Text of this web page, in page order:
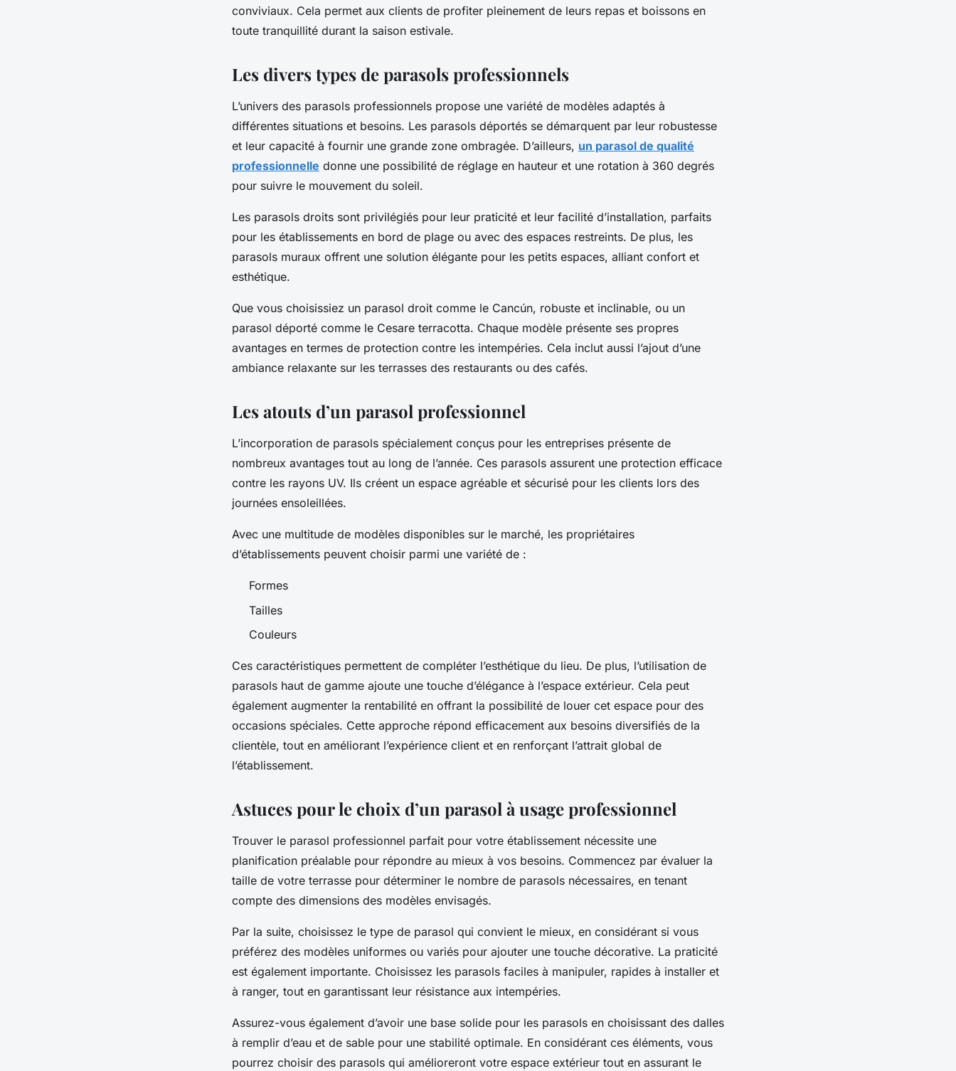
conviviaux. Cela permet aux clients de profiter pleinement de leurs repas et boissons en
toute tranquillité durant la saison estivale.
Les divers types de parasols professionnels
L’univers des parasols professionnels propose une variété de modèles adaptés à
différentes situations et besoins. Les parasols déportés se démarquent par leur robustesse
et leur capacité à fournir une grande zone ombragée. D’ailleurs, un parasol de qualité
professionnelle donne une possibilité de réglage en hauteur et une rotation à 360 degrés
pour suivre le mouvement du soleil.
Les parasols droits sont privilégiés pour leur praticité et leur facilité d’installation, parfaits
pour les établissements en bord de plage ou avec des espaces restreints. De plus, les
parasols muraux offrent une solution élégante pour les petits espaces, alliant confort et
esthétique.
Que vous choisissiez un parasol droit comme le Cancún, robuste et inclinable, ou un
parasol déporté comme le Cesare terracotta. Chaque modèle présente ses propres
avantages en termes de protection contre les intempéries. Cela inclut aussi l’ajout d’une
ambiance relaxante sur les terrasses des restaurants ou des cafés.
Les atouts d’un parasol professionnel
L’incorporation de parasols spécialement conçus pour les entreprises présente de
nombreux avantages tout au long de l’année. Ces parasols assurent une protection efficace
contre les rayons UV. Ils créent un espace agréable et sécurisé pour les clients lors des
journées ensoleillées.
Avec une multitude de modèles disponibles sur le marché, les propriétaires
d’établissements peuvent choisir parmi une variété de :
Formes
Tailles
Couleurs
Ces caractéristiques permettent de compléter l’esthétique du lieu. De plus, l’utilisation de
parasols haut de gamme ajoute une touche d’élégance à l’espace extérieur. Cela peut
également augmenter la rentabilité en offrant la possibilité de louer cet espace pour des
occasions spéciales. Cette approche répond efficacement aux besoins diversifiés de la
clientèle, tout en améliorant l’expérience client et en renforçant l’attrait global de
l’établissement.
Astuces pour le choix d’un parasol à usage professionnel
Trouver le parasol professionnel parfait pour votre établissement nécessite une
planification préalable pour répondre au mieux à vos besoins. Commencez par évaluer la
taille de votre terrasse pour déterminer le nombre de parasols nécessaires, en tenant
compte des dimensions des modèles envisagés.
Par la suite, choisissez le type de parasol qui convient le mieux, en considérant si vous
préférez des modèles uniformes ou variés pour ajouter une touche décorative. La praticité
est également importante. Choisissez les parasols faciles à manipuler, rapides à installer et
à ranger, tout en garantissant leur résistance aux intempéries.
Assurez-vous également d’avoir une base solide pour les parasols en choisissant des dalles
à remplir d’eau et de sable pour une stabilité optimale. En considérant ces éléments, vous
pourrez choisir des parasols qui amélioreront votre espace extérieur tout en assurant le